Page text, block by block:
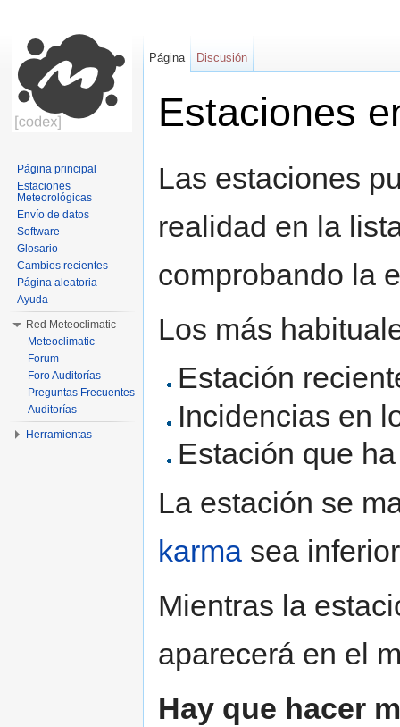
Estaciones
Las estaciones
realidad en la
comprobando la
Los más
Estación
Incidencias en
Estación que
La estación se
karma sea
Mientras la
aparecerá en el
Hay que hacer
Página Discusión
Página principal
Estaciones
Meteorológicas
Envío de datos
Software
Glosario
Cambios recientes
Página aleatoria
Ayuda
Red Meteoclimatic
Meteoclimatic
Forum
Foro Auditorías
Preguntas Frecuentes
Auditorías
Herramientas